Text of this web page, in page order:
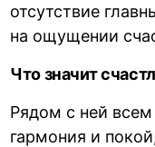
отсутствие
на ощущении
Что значит
Рядом с ней
гармония и